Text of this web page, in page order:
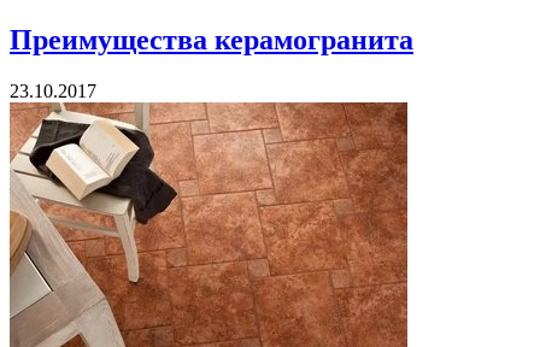
Преимущества керамогранита
23.10.2017